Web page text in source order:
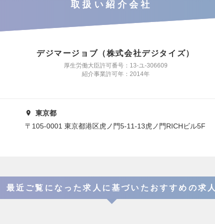
取扱い紹介会社
デジマージョブ（株式会社デジタイズ）
厚生労働大臣許可番号：13-ユ-306609
紹介事業許可年：2014年
東京都
〒105-0001 東京都港区虎ノ門5-11-13虎ノ門RICHビル5F
最近ご覧になった求人に基づいたおすすめの求人